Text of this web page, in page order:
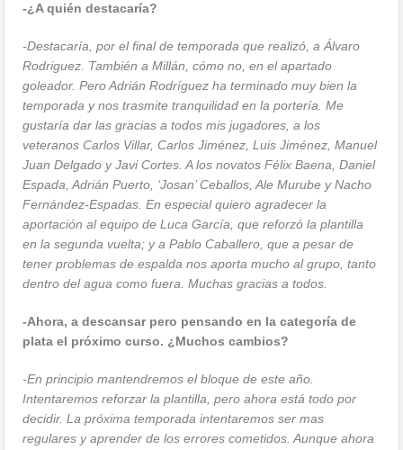
-¿A quién destacaría?
-Destacaría, por el final de temporada que realizó, a Álvaro
Rodriguez. También a Millán, cómo no, en el apartado
goleador. Pero Adrián Rodríguez ha terminado muy bien la
temporada y nos trasmite tranquilidad en la portería. Me
gustaría dar las gracias a todos mis jugadores, a los
veteranos Carlos Villar, Carlos Jiménez, Luis Jiménez, Manuel
Juan Delgado y Javi Cortes. A los novatos Félix Baena, Daniel
Espada, Adrián Puerto, ‘Josan’ Ceballos, Ale Murube y Nacho
Fernández-Espadas. En especial quiero agradecer la
aportación al equipo de Luca García, que reforzó la plantilla
en la segunda vuelta; y a Pablo Caballero, que a pesar de
tener problemas de espalda nos aporta mucho al grupo, tanto
dentro del agua como fuera. Muchas gracias a todos.
-Ahora, a descansar pero pensando en la categoría de
plata el próximo curso. ¿Muchos cambios?
-En principio mantendremos el bloque de este año.
Intentaremos reforzar la plantilla, pero ahora está todo por
decidir. La próxima temporada intentaremos ser mas
regulares y aprender de los errores cometidos. Aunque ahora